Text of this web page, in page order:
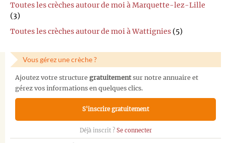
Toutes les crèches autour de moi à Marquette-lez-Lille
(3)
Toutes les crèches autour de moi à Wattignies (5)
Vous gérez une crèche ?
Ajoutez votre structure gratuitementsur notre annuaire et
gérez vos informations en quelques clics.
S'inscrire gratuitement
Déjà inscrit ? Se connecter